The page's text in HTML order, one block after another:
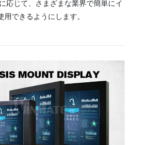
応じて、さまざまな業界で簡単にイ
用できるようにします。